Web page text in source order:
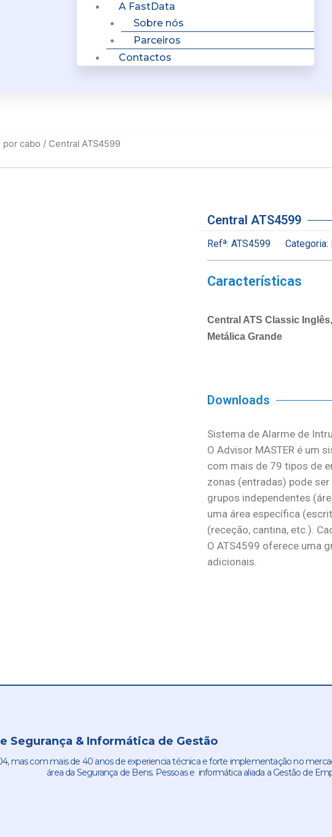
A FastData
Sobre nós
Parceiros
Contactos
por cabo / Central ATS4599
Central ATS4599
Refª: ATS4599 Categoria:
Características
Central ATS Classic
Metálica Grande
Downloads
Sistema de Alarme de
O Advisor MASTER é um
com mais de 79 tipos de
zonas (entradas) pode
grupos independentes
uma área específica
(receção, cantina, etc.).
O ATS4599 oferece uma
adicionais.
Segurança & Informática de Gestão
mas com mais de 40 anos de experiencia técnica e forte implementação no
área da Segurança de Bens. Pessoas e informática aliada a Gestão de